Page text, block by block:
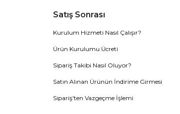
Satış Sonrası
Kurulum Hizmeti Nasıl Çalışır?
Ürün Kurulumu Ücreti
Sipariş Takibi Nasıl Oluyor?
Satın Alınan Ürünün İndirime Girmesi
Sipariş'ten Vazgeçme İşlemi